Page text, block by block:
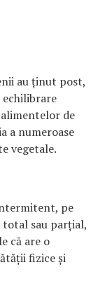
au ținut post,
echilibrare
de
a numeroase
vegetale.
pe
total sau parțial,
că are o
fizice și